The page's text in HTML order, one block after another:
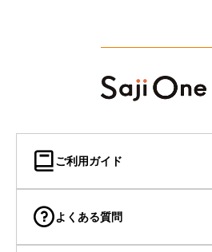
ご利用ガイド
よくある質問